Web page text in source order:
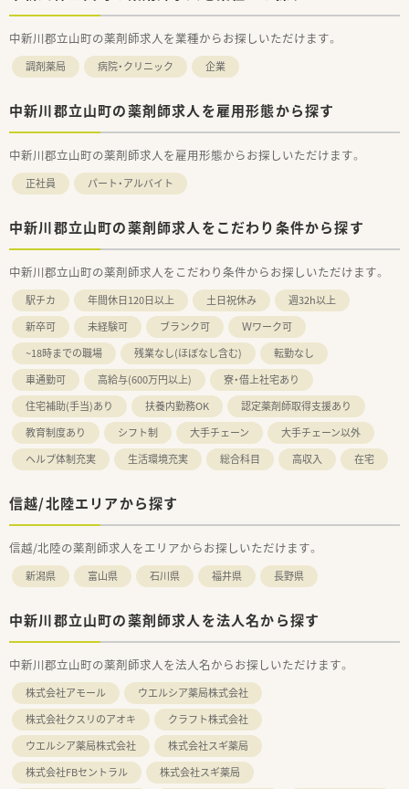
中新川郡立山町の薬剤師求人を業種からお探しいただけます。
調剤薬局 病院・クリニック 企業
中新川郡立山町の薬剤師求人を雇用形態から探す
中新川郡立山町の薬剤師求人を雇用形態からお探しいただけます。
正社員 パート・アルバイト
中新川郡立山町の薬剤師求人をこだわり条件から探す
中新川郡立山町の薬剤師求人をこだわり条件からお探しいただけます。
駅チカ 年間休日120日以上 土日祝休み
週32h以上
新卒可
未経験可 ブランク可
Ｗワーク可
~18時までの職場
残業なし(ほぼなし含む)
転勤なし
車通勤可
高給与(600万円以上)
寮・借上社宅あり
住宅補助(手当)あり
扶養内勤務OK
認定薬剤師取得支援あり
教育制度あり
シフト制 大手チェーン
大手チェーン以外
ヘルプ体制充実
生活環境充実 総合科目 高収入 在宅
信越/北陸エリアから探す
信越/北陸の薬剤師求人をエリアからお探しいただけます。
新潟県 富山県 石川県 福井県 長野県
中新川郡立山町の薬剤師求人を法人名から探す
中新川郡立山町の薬剤師求人を法人名からお探しいただけます。
株式会社アモール
ウエルシア薬局株式会社
株式会社クスリのアオキ
クラフト株式会社
ウエルシア薬局株式会社
株式会社スギ薬局
株式会社FBセントラル
株式会社スギ薬局